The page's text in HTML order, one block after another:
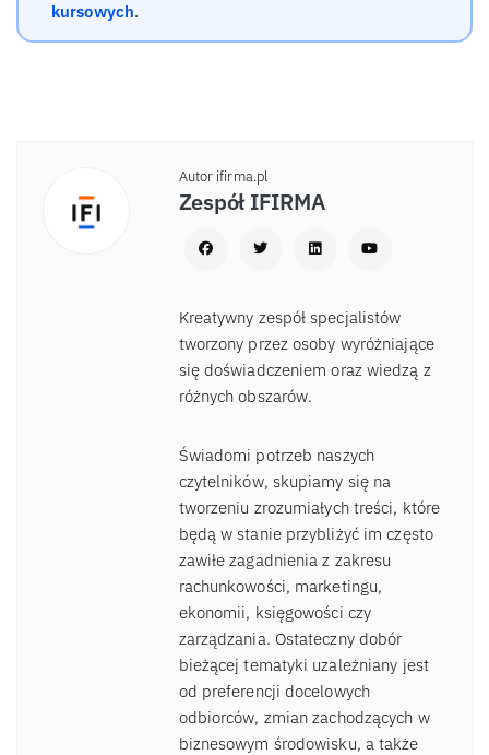
kursowych.
Autor ifirma.pl
Zespół IFIRMA
Kreatywny zespół specjalistów
tworzony przez osoby wyróżniające
się doświadczeniem oraz wiedzą z
różnych obszarów.
Świadomi potrzeb naszych
czytelników, skupiamy się na
tworzeniu zrozumiałych treści, które
będą w stanie przybliżyć im często
zawiłe zagadnienia z zakresu
rachunkowości, marketingu,
ekonomii, księgowości czy
zarządzania. Ostateczny dobór
bieżącej tematyki uzależniany jest
od preferencji docelowych
odbiorców, zmian zachodzących w
biznesowym środowisku, a także